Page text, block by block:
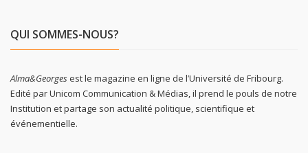
QUI SOMMES-NOUS?
Alma&Georgesest le magazine en ligne de l’Université de Fribourg.
Edité par Unicom Communication & Médias, il prend le pouls de notre
Institution et partage son actualité politique, scientifique et
événementielle.